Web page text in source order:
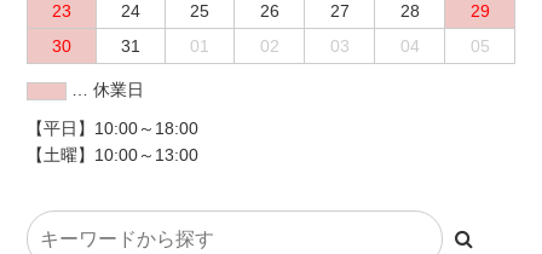
23
24 25 26 27 28
29
30
31 01 02 03 04 05
… 休業日
【平日】10:00～18:00
【土曜】10:00～13:00